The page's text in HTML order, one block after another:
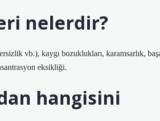
nelerdir?
vb.), kaygı bozuklukları, karamsarlık,
eksikliği.
hangisini